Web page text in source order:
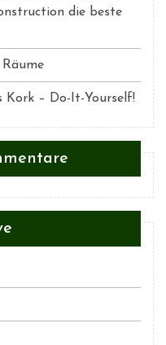
die beste
Kork – Do-It-Yourself!